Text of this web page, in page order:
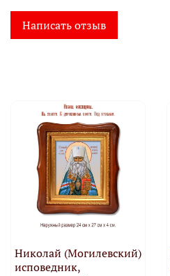
Написать отзыв
Николай (Могилевский)
исповедник,